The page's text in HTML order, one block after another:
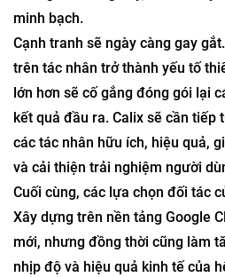
minh bạch.
Cạnh tranh sẽ ngày càng gay
trên tác nhân trở thành yếu tố
lớn hơn sẽ cố gắng đóng gói lại
kết quả đầu ra. Calix sẽ cần tiếp
các tác nhân hữu ích, hiệu quả,
và cải thiện trải nghiệm người
Cuối cùng, các lựa chọn đối tác
Xây dựng trên nền tảng Google
mới, nhưng đồng thời cũng làm
nhịp độ và hiệu quả kinh tế của